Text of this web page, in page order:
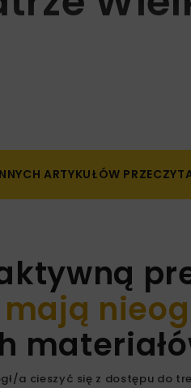
ARTYKUŁÓW
mają
a cieszyć się z dostępu do